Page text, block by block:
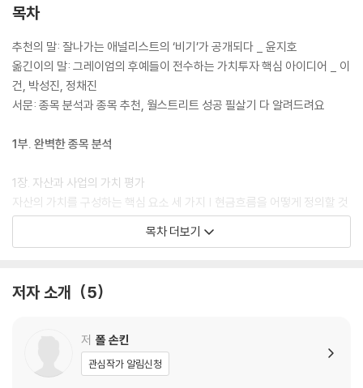
여의 마지막 관문을 다룬 희귀하고 소중한 책”(홍진채 라쿤자산운용 대
목차
추천의 말: 잘나가는 애널리스트의 ‘비기’가 공개되다 _ 윤지호
옮긴이의 말: 그레이엄의 후예들이 전수하는 가치투자 핵심 아이디어 _ 이
건, 박성진, 정채진
서문: 종목 분석과 종목 추천, 월스트리트 성공 필살기 다 알려드려요
1부. 완벽한 종목 분석
1장. 자산과 사업의 가치 평가
자산의 가치를 구성하는 핵심 요소 세 가지 | 현금흐름을 어떻게 정의할 것
인가? | DCF를 이용한 현재가치 계산 | 미래 예측은 쉽지 않다 | 사업의 현
재가치를 계산하는 방법 | 2단계 DCF 모형: 성장하는 현금흐름의 현재가
2장. 경쟁우위와 성장의 가치 평가
름 | 경쟁우위가 사업의 가치평가에 미치는 영향 | 성장이 사업의 가치평가
에 미치는 영향 | 실제 기업 분석: 경쟁우위와 성장의 가치
목차 더보기
저자 소개 5
저 폴 손킨
관심작가 알림신청